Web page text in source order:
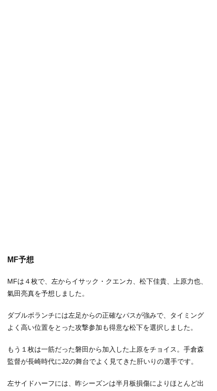
MF予想
MFは４枚で、左からイサック・クエンカ、松下佳貴、上原力也、
氣田亮真を予想しました。
ダブルボランチには左足からの正確なパスが強みで、タイミング
よく高い位置をとった攻撃参加も得意な松下を選択しました。
もう１枚は一筋だった磐田から加入した上原をチョイス。手倉森
監督が長崎時代にJ2の舞台でよく見てきた肝いりの選手です。
左サイドハーフには、昨シーズンは半月板損傷によりほとんど出